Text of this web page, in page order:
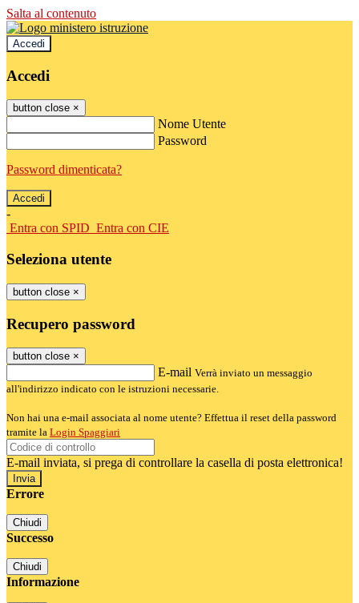
Salta al contenuto
Accedi
Accedi
button close ×
Nome Utente
Password
Password dimenticata?
-
Entra con SPID Entra con CIE
Seleziona utente
button close ×
Recupero password
button close ×
E-mail Verrà inviato un messaggio
all'indirizzo indicato con le istruzioni necessarie.
Non hai una e-mail associata al nome utente? Effettua il reset della password
tramite la Login Spaggiari
E-mail inviata, si prega di controllare la casella di posta elettronica!
Errore
Chiudi
Successo
Chiudi
Informazione